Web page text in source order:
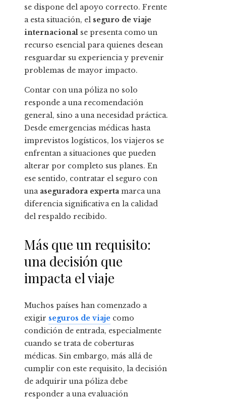
se dispone del apoyo correcto. Frente
a esta situación, el seguro de viaje
internacional se presenta como un
recurso esencial para quienes desean
resguardar su experiencia y prevenir
problemas de mayor impacto.
Contar con una póliza no solo
responde a una recomendación
general, sino a una necesidad práctica.
Desde emergencias médicas hasta
imprevistos logísticos, los viajeros se
enfrentan a situaciones que pueden
alterar por completo sus planes. En
ese sentido, contratar el seguro con
una aseguradora experta marca una
diferencia significativa en la calidad
del respaldo recibido.
Más que un requisito:
una decisión que
impacta el viaje
Muchos países han comenzado a
exigir seguros de viaje como
condición de entrada, especialmente
cuando se trata de coberturas
médicas. Sin embargo, más allá de
cumplir con este requisito, la decisión
de adquirir una póliza debe
responder a una evaluación